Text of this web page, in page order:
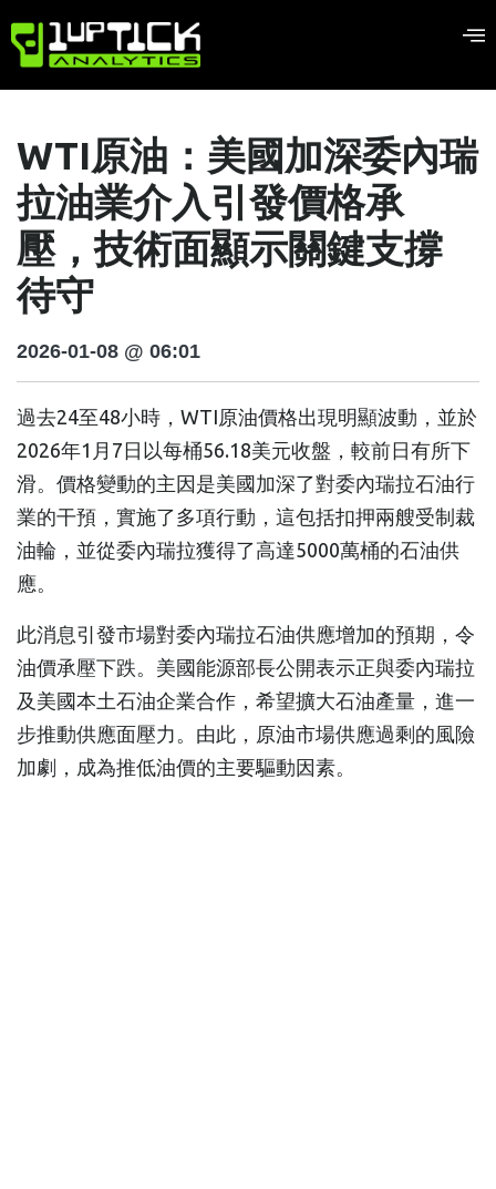
WTI原油：美國加深委內瑞
拉油業介入引發價格承
壓，技術面顯示關鍵支撐
待守
2026-01-08 @ 06:01
過去24至48小時，WTI原油價格出現明顯波動，並於
2026年1月7日以每桶56.18美元收盤，較前日有所下
滑。價格變動的主因是美國加深了對委內瑞拉石油行
業的干預，實施了多項行動，這包括扣押兩艘受制裁
油輪，並從委內瑞拉獲得了高達5000萬桶的石油供
應。
此消息引發市場對委內瑞拉石油供應增加的預期，令
油價承壓下跌。美國能源部長公開表示正與委內瑞拉
及美國本土石油企業合作，希望擴大石油產量，進一
步推動供應面壓力。由此，原油市場供應過剩的風險
加劇，成為推低油價的主要驅動因素。